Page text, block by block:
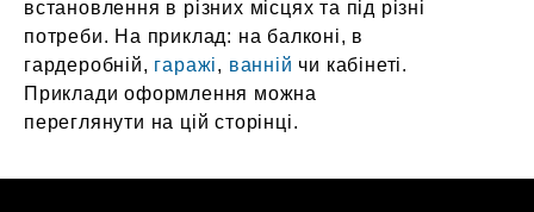
встановлення в різних місцях та під різні
потреби. На приклад: на балконі, в
гардеробній, гаражі, ванній чи кабінеті.
Приклади оформлення можна
переглянути на цій сторінці.